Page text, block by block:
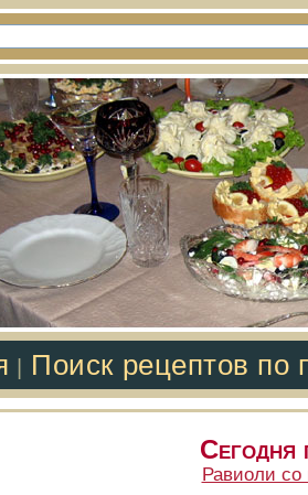
Поиск рецептов по
Сегодня
Равиоли